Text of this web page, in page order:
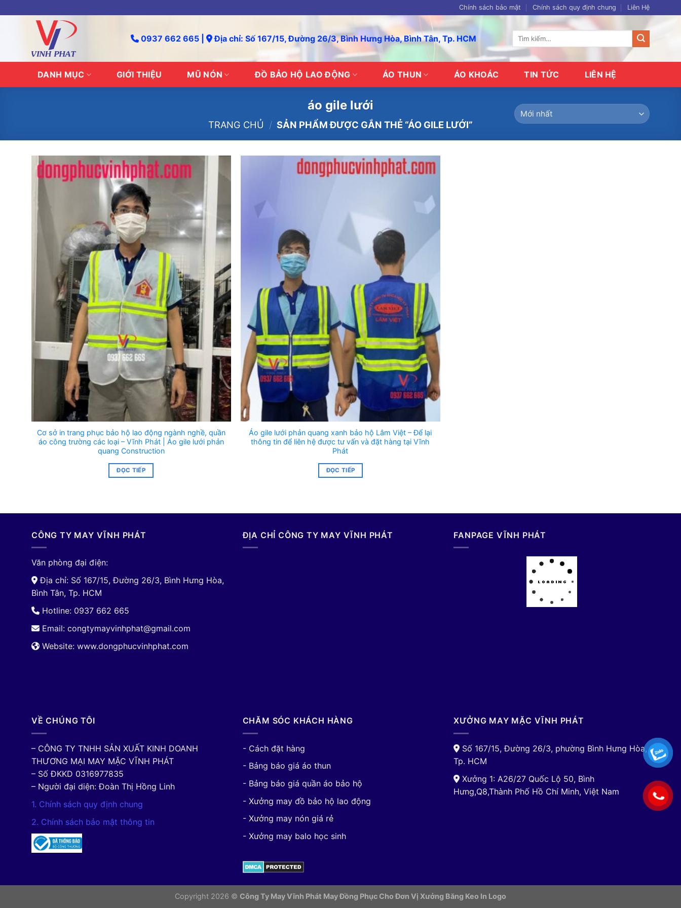
to
Chính sách bảo mật Chính sách quy định chung Liên Hệ
0937 662 665 | Địa chỉ: Số 167/15, Đường 26/3, Bình Hưng Hòa, Bình Tân, Tp. HCM
Tìm
DANH MỤC GIỚI THIỆU MŨ NÓN ĐỒ BẢO HỘ LAO ĐỘNG ÁO THUN ÁO KHOÁC TIN TỨC LIÊN HỆ
áo gile lưới
TRANG CHỦ / SẢN PHẨM ĐƯỢC GẮN THẺ “ÁO GILE LƯỚI”
Cơ sở in trang phục bảo hộ lao động ngành nghề, quần
áo công trường các loại – Vĩnh Phát | Áo gile lưới phản
quang Construction
ĐỌC TIẾP
Áo gile lưới phản quang xanh bảo hộ Lâm Việt – Để lại
thông tin để liên hệ được tư vấn và đặt hàng tại Vĩnh
Phát
ĐỌC TIẾP
CÔNG TY MAY VĨNH PHÁT
Văn phòng đại điện:
Địa chỉ: Số 167/15, Đường 26/3, Bình Hưng Hòa,
Bình Tân, Tp. HCM
Hotline: 0937 662 665
Email: congtymayvinhphat@gmail.com
Website: www.dongphucvinhphat.com
ĐỊA CHỈ CÔNG TY MAY VĨNH PHÁT FANPAGE VĨNH PHÁT
VỀ CHÚNG TÔI
– CÔNG TY TNHH SẢN XUẤT KINH DOANH
THƯƠNG MẠI MAY MẶC VĨNH PHÁT
– Số ĐKKD 0316977835
– Người đại diện: Đoàn Thị Hồng Linh
1. Chính sách quy định chung
2. Chính sách bảo mật thông tin
CHĂM SÓC KHÁCH HÀNG
- Cách đặt hàng
- Bảng báo giá áo thun
- Bảng báo giá quần áo bảo hộ
- Xưởng may đồ bảo hộ lao động
- Xưởng may nón giá rẻ
- Xưởng may balo học sinh
XƯỞNG MAY MẶC VĨNH PHÁT
Số 167/15, Đường 26/3, phường Bình Hưng Hòa,
Tp. HCM
Xưởng 1: A26/27 Quốc Lộ 50, Bình
Hưng,Q8,Thành Phố Hồ Chí Minh, Việt Nam
Copyright 2026 © Công Ty May Vĩnh Phát May Đồng Phục Cho Đơn Vị Xưởng Băng Keo In Logo